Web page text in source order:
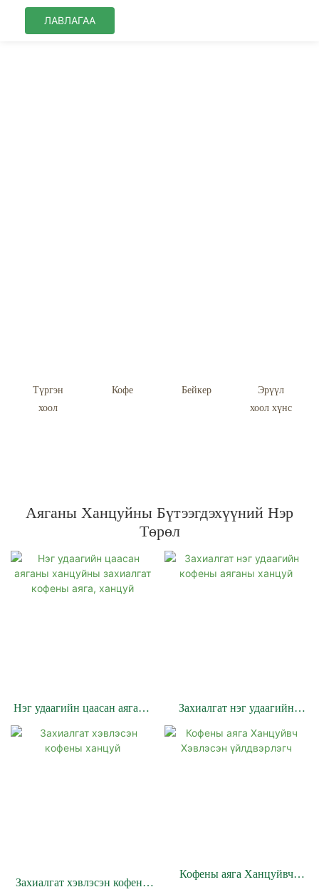
ЛАВЛАГАА
Түргэн
хоол
Кофе Бейкер
Эрүүл
хоол хүнс
Аяганы Ханцуйны Бүтээгдэхүүний Нэр
Төрөл
Нэг удаагийн цаасан аяганы
ханцуйны захиалгат кофены
аяга, ханцуй
Захиалгат нэг удаагийн
Захиалгат хэвлэсэн кофены
Кофены аяга Ханцуйвч